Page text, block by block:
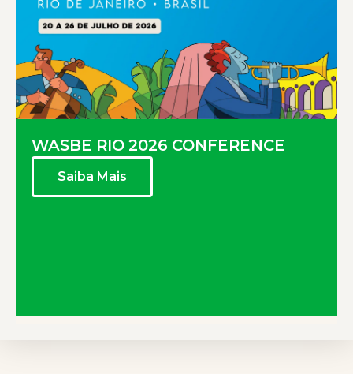
WASBE RIO 2026 CONFERENCE
Saiba Mais